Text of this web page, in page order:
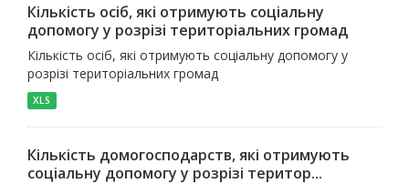
Кількість осіб, які отримують соціальну
допомогу у розрізі територіальних громад
Кількість осіб, які отримують соціальну допомогу у
розрізі територіальних громад
XLS
Кількість домогосподарств, які отримують
соціальну допомогу у розрізі територ...